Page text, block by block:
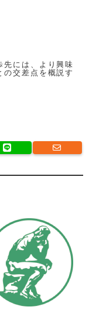
先には、より興味
交差点を概説す